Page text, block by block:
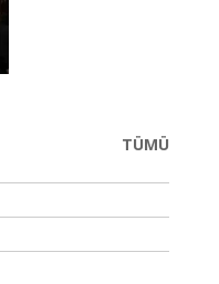
TÜMÜ